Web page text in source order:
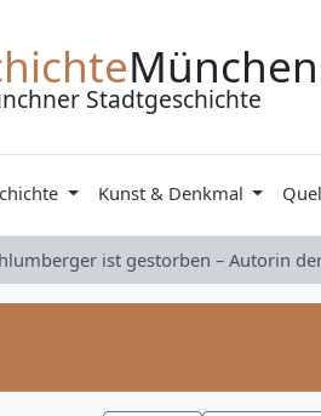
München
Stadtgeschichte
Kunst & Denkmal
ist gestorben – Autorin